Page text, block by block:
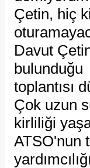
Çetin, hiç
Davut
bulunduğu
toplantısı
Çok uzun
kirliliği
ATSO'nun